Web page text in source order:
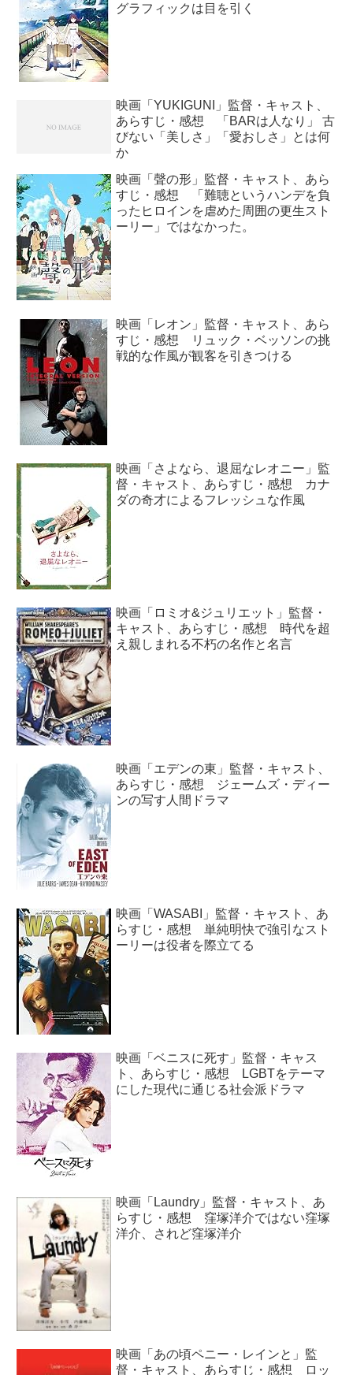
グラフィックは目を引く
映画「YUKIGUNI」監督・キャスト、
あらすじ・感想 「BARは人なり」 古
びない「美しさ」「愛おしさ」とは何
か
映画「聲の形」監督・キャスト、あら
すじ・感想 「難聴というハンデを負
ったヒロインを虐めた周囲の更生スト
ーリー」ではなかった。
映画「レオン」監督・キャスト、あら
すじ・感想 リュック・ベッソンの挑
戦的な作風が観客を引きつける
映画「さよなら、退屈なレオニー」監
督・キャスト、あらすじ・感想 カナ
ダの奇才によるフレッシュな作風
映画「ロミオ&ジュリエット」監督・
キャスト、あらすじ・感想 時代を超
え親しまれる不朽の名作と名言
映画「エデンの東」監督・キャスト、
あらすじ・感想 ジェームズ・ディー
ンの写す人間ドラマ
映画「WASABI」監督・キャスト、あ
らすじ・感想 単純明快で強引なスト
ーリーは役者を際立てる
映画「ベニスに死す」監督・キャス
ト、あらすじ・感想 LGBTをテーマ
にした現代に通じる社会派ドラマ
映画「Laundry」監督・キャスト、あ
らすじ・感想 窪塚洋介ではない窪塚
洋介、されど窪塚洋介
映画「あの頃ペニー・レインと」監
督・キャスト、あらすじ・感想 ロッ